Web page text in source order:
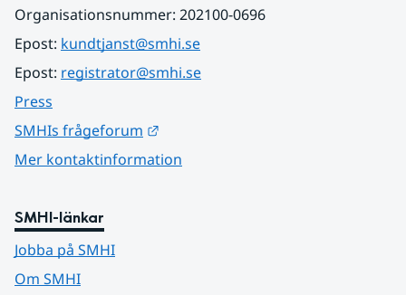
Organisationsnummer: 202100-0696
Epost: kundtjanst@smhi.se
Epost: registrator@smhi.se
Press
SMHIs frågeforum
Mer kontaktinformation
SMHI-länkar
Jobba på SMHI
Om SMHI